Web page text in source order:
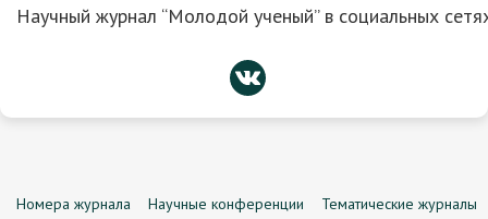
Научный журнал “Молодой ученый” в социальных
Номера журнала Научные конференции
Тематические журналы